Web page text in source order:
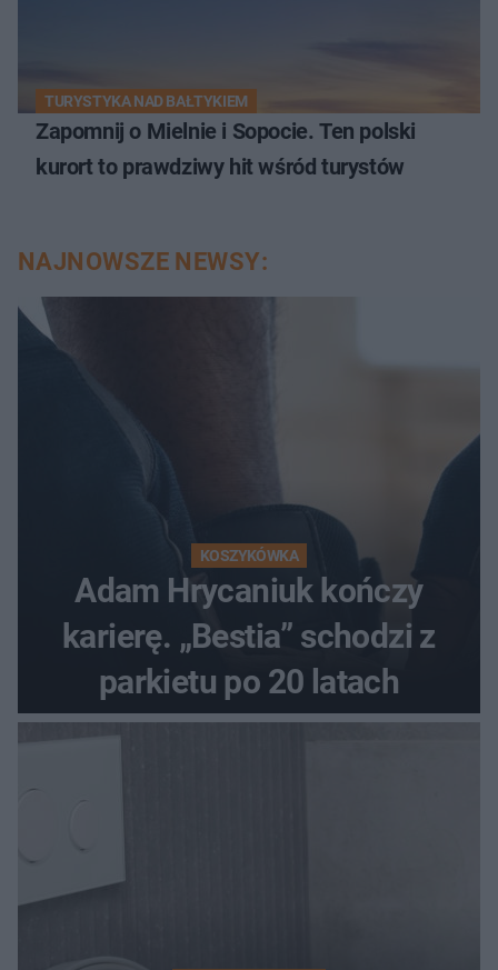
TURYSTYKA NAD BAŁTYKIEM
Zapomnij o Mielnie i Sopocie. Ten polski
kurort to prawdziwy hit wśród turystów
NAJNOWSZE NEWSY:
KOSZYKÓWKA
Adam Hrycaniuk kończy
karierę. „Bestia” schodzi z
parkietu po 20 latach